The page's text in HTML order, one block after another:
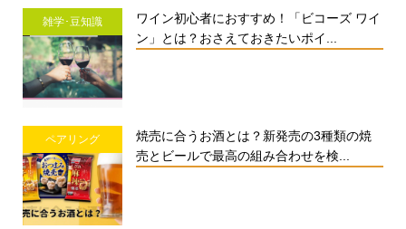
雑学･豆知識
ワイン初心者におすすめ！「ビコーズ ワイ
ン」とは？おさえておきたいポイ...
ペアリング
焼売に合うお酒とは？新発売の3種類の焼
売とビールで最高の組み合わせを検...